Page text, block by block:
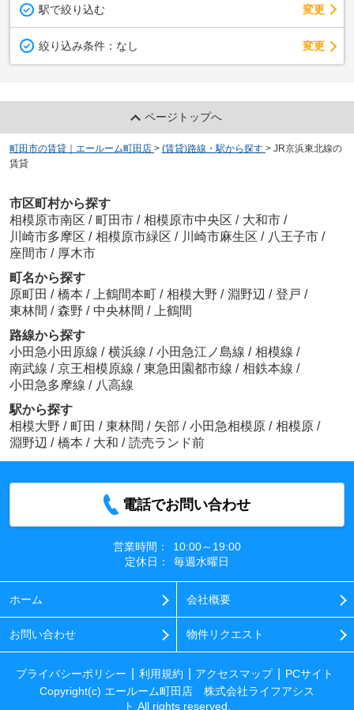
駅で絞り込む 変更
絞り込み条件： なし 変更
ページトップへ
町田市の賃貸｜エールーム町田店 > (賃貸)路線・駅から探す > JR京浜東北線の
賃貸
市区町村から探す
相模原市南区 / 町田市 / 相模原市中央区 / 大和市 /
川崎市多摩区 / 相模原市緑区 / 川崎市麻生区 / 八王子市 /
座間市 / 厚木市
町名から探す
原町田 / 橋本 / 上鶴間本町 / 相模大野 / 淵野辺 / 登戸 /
東林間 / 森野 / 中央林間 / 上鶴間
路線から探す
小田急小田原線 / 横浜線 / 小田急江ノ島線 / 相模線 /
南武線 / 京王相模原線 / 東急田園都市線 / 相鉄本線 /
小田急多摩線 / 八高線
駅から探す
相模大野 / 町田 / 東林間 / 矢部 / 小田急相模原 / 相模原 /
淵野辺 / 橋本 / 大和 / 読売ランド前
電話でお問い合わせ
営業時間：
10:00～19:00
定休日：
毎週水曜日
ホーム 会社概要
お問い合わせ 物件リクエスト
プライバシーポリシー 利用規約 アクセスマップ
PCサイト
Copyright(c) エールーム町田店 株式会社ライフアシス
ト All rights reserved.